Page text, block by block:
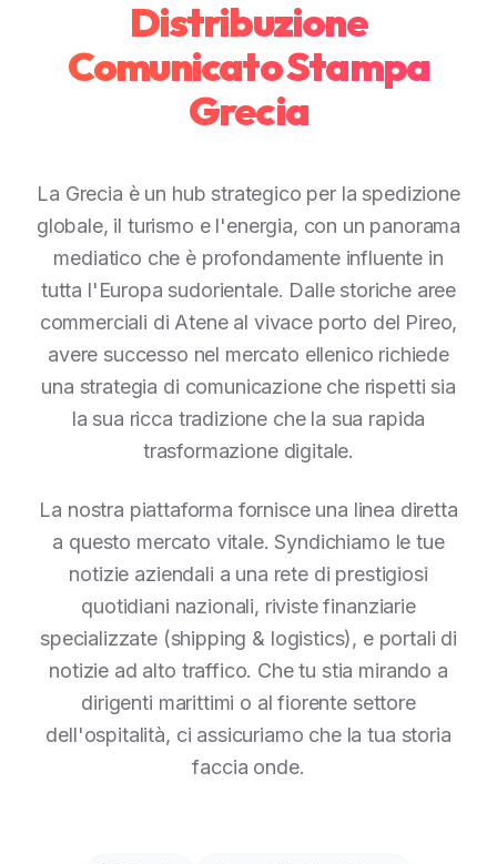
Distribuzione
Comunicato Stampa
Grecia
La Grecia è un hub strategico per la spedizione
globale, il turismo e l'energia, con un panorama
mediatico che è profondamente influente in
tutta l'Europa sudorientale. Dalle storiche aree
commerciali di Atene al vivace porto del Pireo,
avere successo nel mercato ellenico richiede
una strategia di comunicazione che rispetti sia
la sua ricca tradizione che la sua rapida
trasformazione digitale.
La nostra piattaforma fornisce una linea diretta
a questo mercato vitale. Syndichiamo le tue
notizie aziendali a una rete di prestigiosi
quotidiani nazionali, riviste finanziarie
specializzate (shipping & logistics), e portali di
notizie ad alto traffico. Che tu stia mirando a
dirigenti marittimi o al fiorente settore
dell'ospitalità, ci assicuriamo che la tua storia
faccia onde.